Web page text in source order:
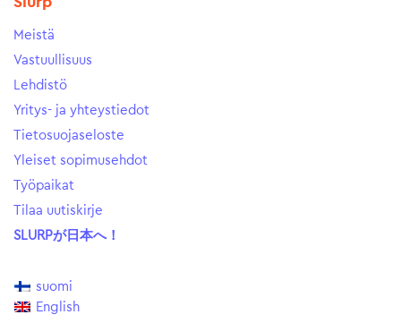
Meistä
Vastuullisuus
Lehdistö
Yritys- ja yhteystiedot
Tietosuojaseloste
Yleiset sopimusehdot
Työpaikat
Tilaa uutiskirje
SLURPが日本へ！
suomi
English